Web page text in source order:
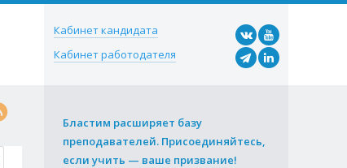
Кабинет кандидата
Кабинет работодателя
Бластим расширяет базу
преподавателей. Присоединяйтесь,
если учить — ваше призвание!